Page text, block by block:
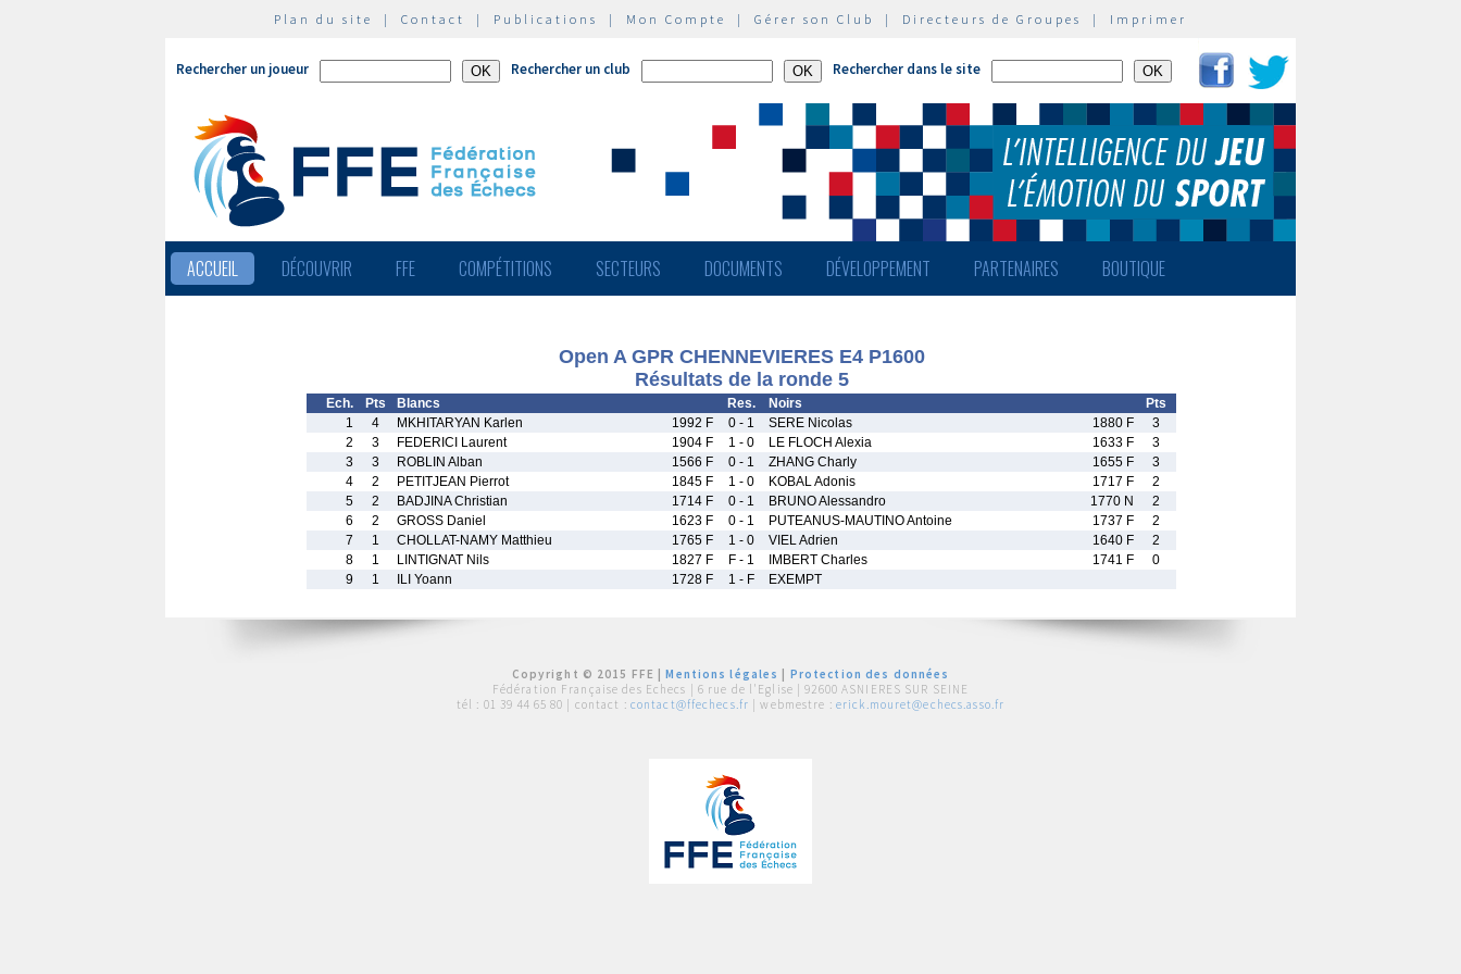
Plan du site | Contact | Publications | Mon Compte | Gérer son Club | Directeurs de Groupes | Imprimer
Rechercher un joueur Rechercher un club Rechercher dans le site
ACCUEIL DÉCOUVRIR FFE COMPÉTITIONS SECTEURS DOCUMENTS DÉVELOPPEMENT PARTENAIRES BOUTIQUE
Open A GPR CHENNEVIERES E4 P1600
Résultats de la ronde 5
Ech. Pts Blancs Res. Noirs
Pts
1
4 MKHITARYAN Karlen 1992 F 0 - 1 SERE Nicolas 1880 F
3
2
3 FEDERICI Laurent 1904 F 1 - 0 LE FLOCH Alexia 1633 F
3
3
3 ROBLIN Alban 1566 F 0 - 1 ZHANG Charly 1655 F
3
4
2 PETITJEAN Pierrot 1845 F 1 - 0 KOBAL Adonis 1717 F
2
5
2 BADJINA Christian 1714 F 0 - 1 BRUNO Alessandro 1770 N
2
6
2 GROSS Daniel 1623 F 0 - 1 PUTEANUS-MAUTINO Antoine 1737 F
2
7
1 CHOLLAT-NAMY Matthieu 1765 F 1 - 0 VIEL Adrien 1640 F
2
8
1 LINTIGNAT Nils 1827 F F - 1 IMBERT Charles 1741 F
0
9
1 ILI Yoann 1728 F 1 - F EXEMPT
Copyright © 2015 FFE |Mentions légales
Protection des données
Fédération Française des Echecs | 6 rue de l'Eglise | 92600 ASNIERES SUR SEINE
tél : 01 39 44 65 80 | contact : contact@ffechecs.fr | webmestre : erick.mouret@echecs.asso.fr